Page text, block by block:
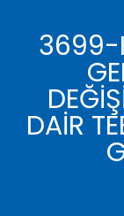
3699-
DAİR